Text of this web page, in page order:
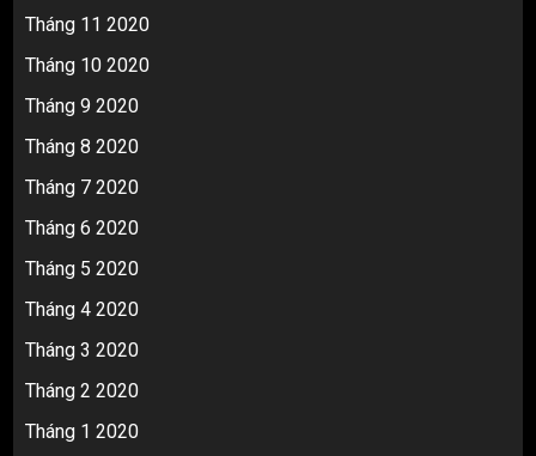
Tháng 11 2020
Tháng 10 2020
Tháng 9 2020
Tháng 8 2020
Tháng 7 2020
Tháng 6 2020
Tháng 5 2020
Tháng 4 2020
Tháng 3 2020
Tháng 2 2020
Tháng 1 2020